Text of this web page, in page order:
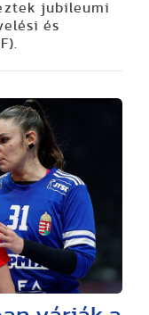
jubileumi
és